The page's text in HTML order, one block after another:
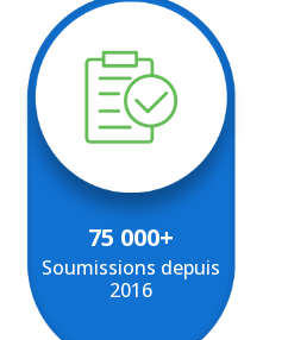
75 000+
Soumissions depuis
2016